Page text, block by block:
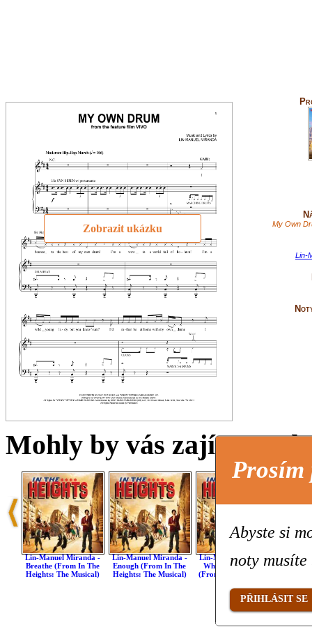
Zobrazit ukázku My Own
Lin-
Mohly by vás zajímat
Lin-Manuel Miranda -
Breathe (from In The
Heights: The Musical)
Lin-Manuel Miranda -
Enough (from In The
Heights: The Musical)
Lin-Manuel Miranda -
When You're Home
(from In The Heights:
Lin-
Prosím
Abyste si
noty
PŘIHLÁSIT SE